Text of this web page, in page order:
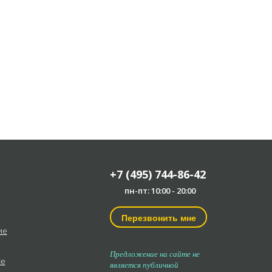
+7 (495) 744-86-42
пн-пт: 10:00 - 20:00
Перезвонить мне
Предложение на сайте не
является публичной